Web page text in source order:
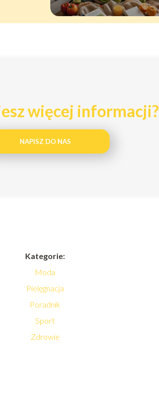
więcej informacji?
NAPISZ DO NAS
Kategorie:
Moda
Pielęgnacja
Poradnik
Sport
Zdrowie